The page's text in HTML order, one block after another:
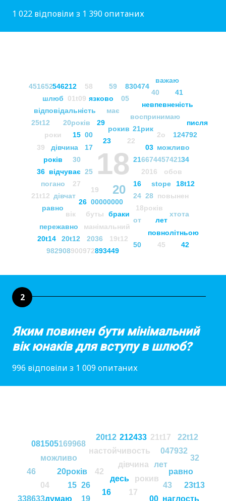
1 022 відповіли з 1 390 опитаних
18
20
21
16
19
25
17
23 22
24
00
03
2016
28
00000000
26
27
30
рокив
15
18років
20рокiв
21рик
29
2o
6674457421
stope
браки
буты
воспринимаю
відповідальність
відчуває
вік
дівчат
дівчина
лет
манімальний
має
можливо
невпевненість
обов
от
пережавно
повнолітньою
повынен
погано
равно
рокiв
роки
хтота
шлюб язково
01t09 05
124792
18t12
19t12
2036
20t12
20t14
21t12
25t12
34
36
39
40 41
42
45
451652
50
546212 58 59 830474
893449
900972
982908
важаю
писля
2
Яким повинен бути мінімальний
вік юнаків для вступу в шлюб?
996 відповіли з 1 009 опитаних
19
16 17
26
00
15
десь рокив
20років 42
43
думаю
дівчина лет
можливо
наглость
настойчивость
равно
04
047932
081505169968
20t12 212433 21t17 22t12
23t13
32
338633
46